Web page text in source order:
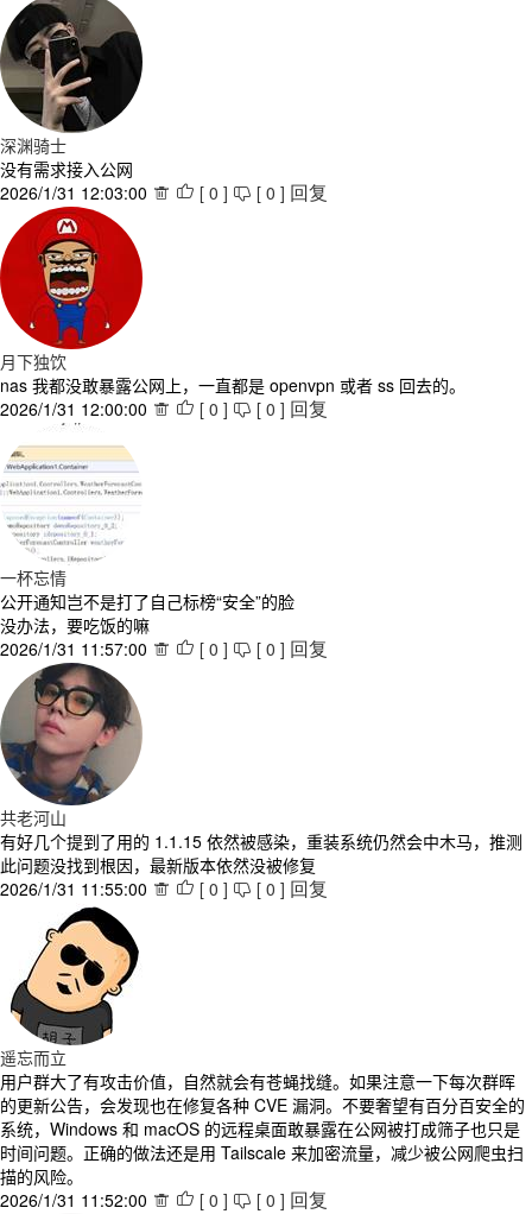
深渊骑士
没有需求接入公网
2026/1/31 12:03:00   [ 0 ]  [ 0 ] 回复
月下独饮
nas 我都没敢暴露公网上，一直都是 openvpn 或者 ss 回去的。
2026/1/31 12:00:00   [ 0 ]  [ 0 ] 回复
一杯忘情
公开通知岂不是打了自己标榜“安全”的脸
没办法，要吃饭的嘛
2026/1/31 11:57:00   [ 0 ]  [ 0 ] 回复
共老河山
有好几个提到了用的 1.1.15 依然被感染，重装系统仍然会中木马，推测
此问题没找到根因，最新版本依然没被修复
2026/1/31 11:55:00   [ 0 ]  [ 0 ] 回复
遥忘而立
用户群大了有攻击价值，自然就会有苍蝇找缝。如果注意一下每次群晖
的更新公告，会发现也在修复各种 CVE 漏洞。不要奢望有百分百安全的
系统，Windows 和 macOS 的远程桌面敢暴露在公网被打成筛子也只是
时间问题。正确的做法还是用 Tailscale 来加密流量，减少被公网爬虫扫
描的风险。
2026/1/31 11:52:00   [ 0 ]  [ 0 ] 回复